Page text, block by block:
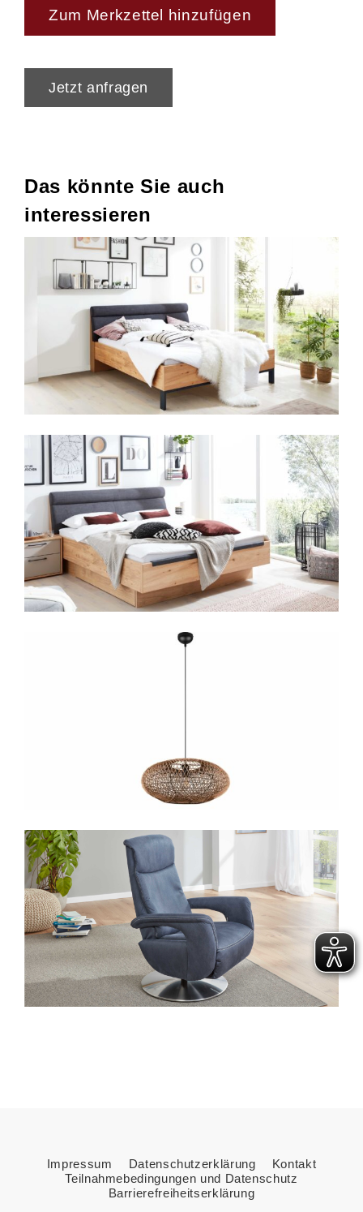
Zum Merkzettel hinzufügen
Jetzt anfragen
Das könnte Sie auch
interessieren
Impressum Datenschutzerklärung
Kontakt
Teilnahmebedingungen und Datenschutz
Barrierefreiheitserklärung